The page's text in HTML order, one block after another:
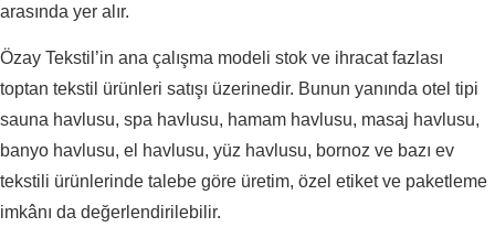
arasında yer alır.
Özay Tekstil’in ana çalışma modeli stok ve ihracat fazlası
toptan tekstil ürünleri satışı üzerinedir. Bunun yanında otel tipi
sauna havlusu, spa havlusu, hamam havlusu, masaj havlusu,
banyo havlusu, el havlusu, yüz havlusu, bornoz ve bazı ev
tekstili ürünlerinde talebe göre üretim, özel etiket ve paketleme
imkânı da değerlendirilebilir.